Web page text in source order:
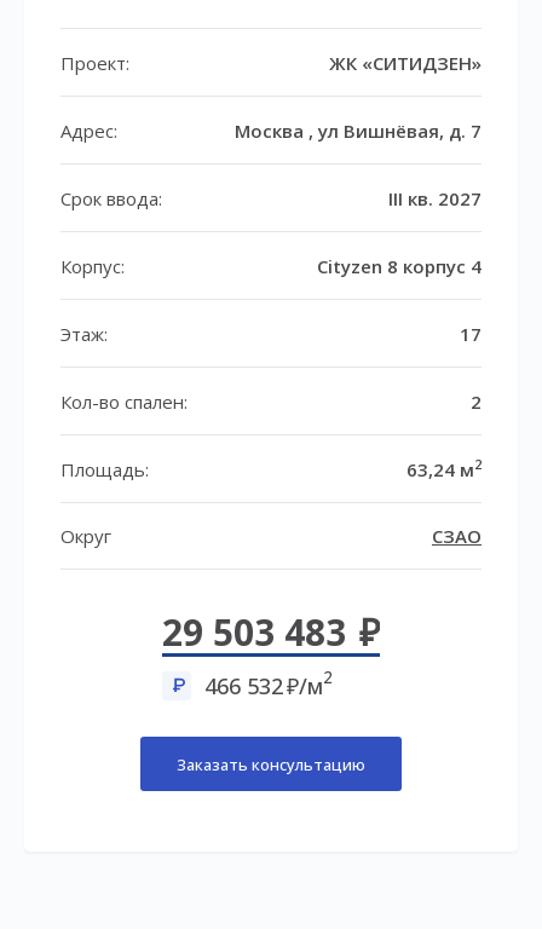
Проект: ЖК «СИТИДЗЕН»
Адрес: Москва , ул Вишнёвая, д. 7
Срок ввода: III кв. 2027
Корпус: Cityzen 8 корпус 4
Этаж: 17
Кол-во спален: 2
Площадь: 63,24 м2
Округ СЗАО
29 503 483
466 532 /м2
Заказать консультацию